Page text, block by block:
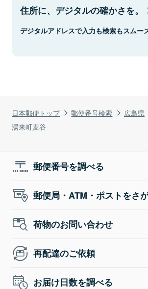
日本郵便トップ 郵便番号検索 広島県
湯来町麦谷
住所に、デジタルの確かさを。
デジタルアドレスで入力も検索もスムー
郵便番号を調べる
郵便局・ATM・ポストをさ
荷物のお問い合わせ
再配達のご依頼
お届け日数を調べる